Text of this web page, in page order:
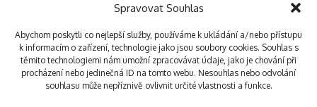
Spravovat Souhlas
Abychom poskytli co nejlepší služby, používáme k ukládání a/nebo přístupu
k informacím o zařízení, technologie jako jsou soubory cookies. Souhlas s
těmito technologiemi nám umožní zpracovávat údaje, jako je chování při
procházení nebo jedinečná ID na tomto webu. Nesouhlas nebo odvolání
souhlasu může nepříznivě ovlivnit určité vlastnosti a funkce.